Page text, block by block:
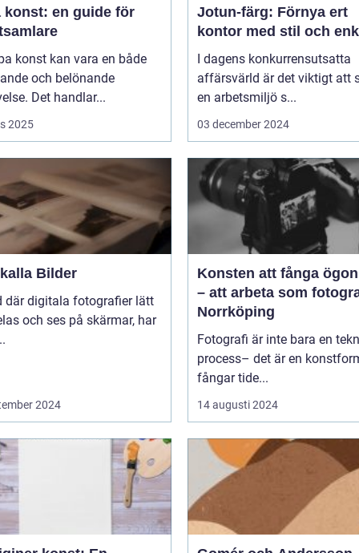
konst: en guide för
konst kan vara en både
och belönande
Det handlar...
2025
Jotun-färg: Förnya ert
kontor med stil och
I dagens konkurrensutsatta
affärsvärld är det viktigt att
en arbetsmiljö s...
03 december 2024
Bilder
där digitala fotografier lätt
och ses på skärmar, har
2024
Konsten att fånga
– att arbeta som
Norrköping
Fotografi är inte bara en
process– det är en
fångar tide...
14 augusti 2024